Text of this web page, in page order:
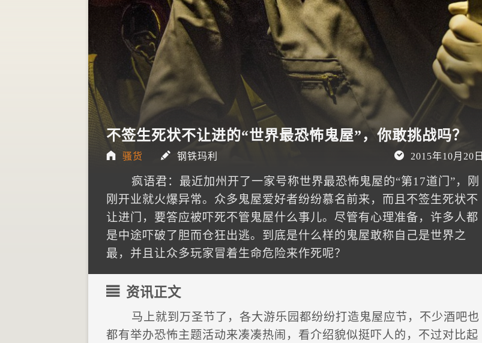
不签生死状不让进的“世界最恐怖鬼屋”，你敢挑战吗？
骚货 钢铁玛利 2015年10月20日
疯语君：最近加州开了一家号称世界最恐怖鬼屋的“第17道门”，刚
刚开业就火爆异常。众多鬼屋爱好者纷纷慕名前来，而且不签生死状不
让进门，要答应被吓死不管鬼屋什么事儿。尽管有心理准备，许多人都
是中途吓破了胆而仓狂出逃。到底是什么样的鬼屋敢称自己是世界之
最，并且让众多玩家冒着生命危险来作死呢？
资讯正文
马上就到万圣节了，各大游乐园都纷纷打造鬼屋应节，不少酒吧也
都有举办恐怖主题活动来凑凑热闹，看介绍貌似挺吓人的，不过对比起